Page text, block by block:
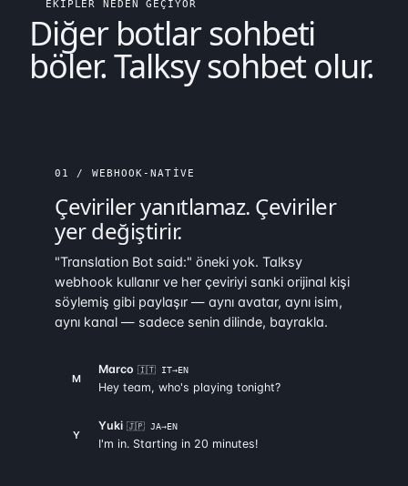
EKIPLER NEDEN GEÇIYOR
Diğer botlar sohbeti
böler. Talksysohbet olur.
01 / WEBHOOK-NATIVE
Çeviriler yanıtlamaz. Çeviriler
yer değiştirir.
"Translation Bot said:" öneki yok. Talksy
webhook kullanır ve her çeviriyi sanki orijinal kişi
söylemiş gibi paylaşır — aynı avatar, aynı isim,
aynı kanal — sadece senin dilinde, bayrakla.
M
Marco 🇮🇹 IT→EN
Hey team, who's playing tonight?
Y
Yuki 🇯🇵 JA→EN
I'm in. Starting in 20 minutes!